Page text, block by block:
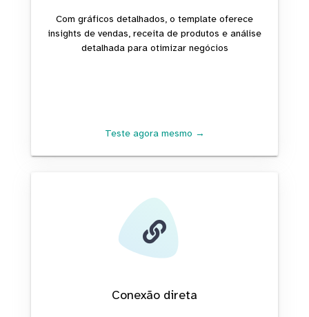
Com gráficos detalhados, o template oferece
insights de vendas, receita de produtos e análise
detalhada para otimizar negócios
Teste agora mesmo →
Conexão direta